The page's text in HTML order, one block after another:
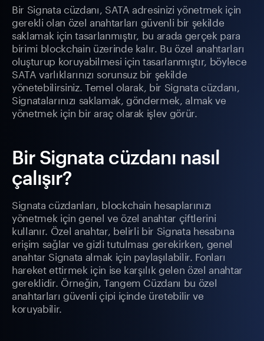
Bir Signata cüzdanı, SATA adresinizi yönetmek için
gerekli olan özel anahtarları güvenli bir şekilde
saklamak için tasarlanmıştır, bu arada gerçek para
birimi blockchain üzerinde kalır. Bu özel anahtarları
oluşturup koruyabilmesi için tasarlanmıştır, böylece
SATA varlıklarınızı sorunsuz bir şekilde
yönetebilirsiniz. Temel olarak, bir Signata cüzdanı,
Signatalarınızı saklamak, göndermek, almak ve
yönetmek için bir araç olarak işlev görür.
Bir Signata cüzdanı nasıl
çalışır?
Signata cüzdanları, blockchain hesaplarınızı
yönetmek için genel ve özel anahtar çiftlerini
kullanır. Özel anahtar, belirli bir Signata hesabına
erişim sağlar ve gizli tutulması gerekirken, genel
anahtar Signata almak için paylaşılabilir. Fonları
hareket ettirmek için ise karşılık gelen özel anahtar
gereklidir. Örneğin, Tangem Cüzdanı bu özel
anahtarları güvenli çipi içinde üretebilir ve
koruyabilir.